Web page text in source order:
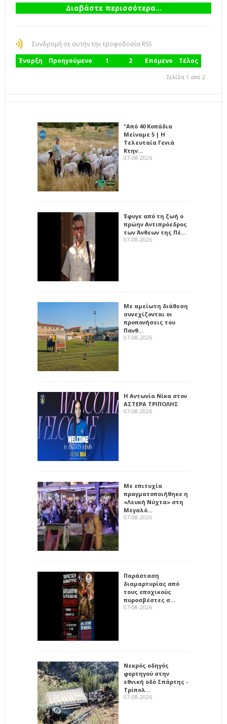
Διαβάστε περισσότερα...
Συνδρομή σε αυτήν την τροφοδοσία RSS
Έναρξη
Προηγούμενο 1 2 Επόμενο Τέλος
Σελίδα 1 από 2
"Από 40 Κοπάδια
Μείναμε 5 | Η
Τελευταία Γενιά
Κτην…
07-08-2026
Έφυγε από τη ζωή ο
πρώην Αντιπρόεδρος
των Άνθεων της Πέ…
07-08-2026
Με αμείωτη διάθεση
συνεχίζονται οι
προπονήσεις του
Πανθ…
07-08-2026
Η Αντωνία Νίκα στον
ΑΣΤΕΡΑ ΤΡΙΠΟΛΗΣ
07-08-2026
Με επιτυχία
πραγματοποιήθηκε η
«Λευκή Νύχτα» στη
Μεγαλό…
07-08-2026
Παράσταση
διαμαρτυρίας από
τους εποχικούς
πυροσβέστες σ…
07-08-2026
Νεκρός οδηγός
φορτηγού στην
εθνική οδό Σπάρτης -
Τρίπολ…
07-08-2026